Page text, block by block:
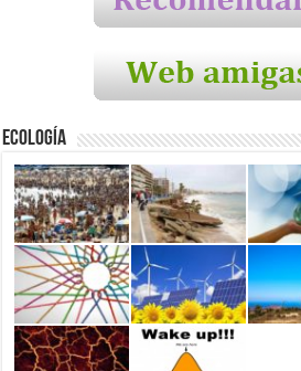
Ecología